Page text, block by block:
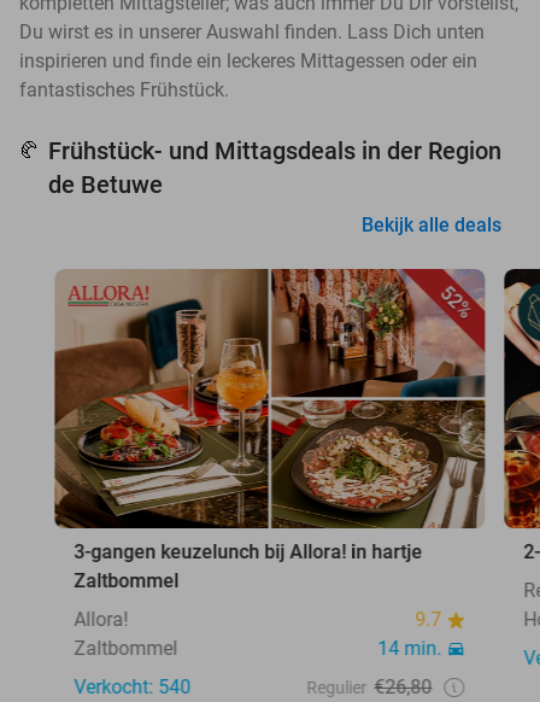
Du wirst es in unserer Auswahl finden. Lass Dich unten
inspirieren und finde ein leckeres Mittagessen oder ein
fantastisches Frühstück.
🥐 Frühstück- und Mittagsdeals in der Region
de Betuwe
Bekijk alle deals
52%
3-gangen keuzelunch bij Allora! in hartje
Zaltbommel
Allora!
9.7
Zaltbommel
14 min.
Verkocht: 540
Regulier €26,80